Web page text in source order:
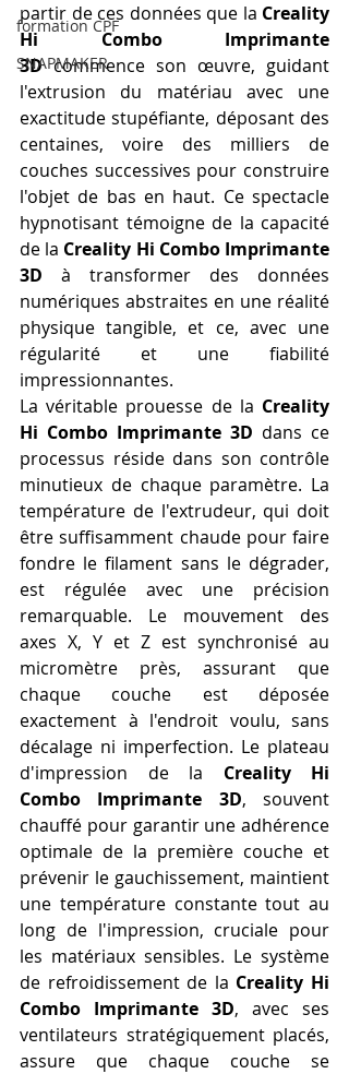
formation CPF
SNAPMAKER
partir de ces données que la Creality
Hi Combo Imprimante
3D commence son œuvre, guidant
l'extrusion du matériau avec une
exactitude stupéfiante, déposant des
centaines, voire des milliers de
couches successives pour construire
l'objet de bas en haut. Ce spectacle
hypnotisant témoigne de la capacité
de la Creality Hi Combo Imprimante
3D à transformer des données
numériques abstraites en une réalité
physique tangible, et ce, avec une
régularité et une fiabilité
impressionnantes.
La véritable prouesse de la Creality
Hi Combo Imprimante 3D dans ce
processus réside dans son contrôle
minutieux de chaque paramètre. La
température de l'extrudeur, qui doit
être suffisamment chaude pour faire
fondre le filament sans le dégrader,
est régulée avec une précision
remarquable. Le mouvement des
axes X, Y et Z est synchronisé au
micromètre près, assurant que
chaque couche est déposée
exactement à l'endroit voulu, sans
décalage ni imperfection. Le plateau
d'impression de la Creality Hi
Combo Imprimante 3D, souvent
chauffé pour garantir une adhérence
optimale de la première couche et
prévenir le gauchissement, maintient
une température constante tout au
long de l'impression, cruciale pour
les matériaux sensibles. Le système
de refroidissement de la Creality Hi
Combo Imprimante 3D, avec ses
ventilateurs stratégiquement placés,
assure que chaque couche se